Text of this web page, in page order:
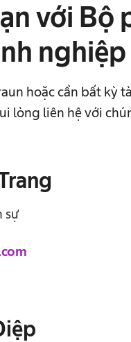
với Bộ
nghiệp
hoặc cần bất kỳ
lòng liên hệ với
sự